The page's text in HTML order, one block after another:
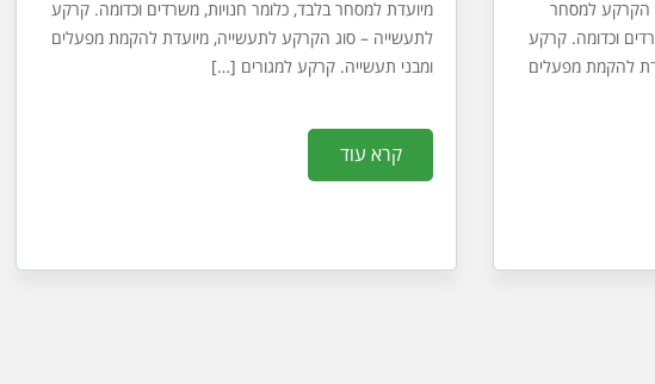
הקרקע למסחר
וכדומה. קרקע
להקמת מפעלים
מיועדת למסחר בלבד, כלומר חנויות, משרדים וכדומה. קרקע
לתעשייה – סוג הקרקע לתעשייה, מיועדת להקמת מפעלים
ומבני תעשייה. קרקע למגורים […]
קרא עוד